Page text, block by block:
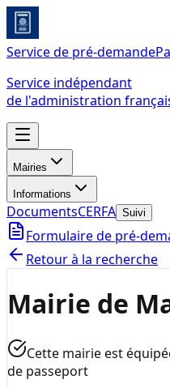
Service de pré-demande
Service indépendant
de l'administration
Mairies
Informations
DocumentsCERFA Suivi
Formulaire de pré-
Retour à la recherche
Mairie de
Cette mairie est
de passeport